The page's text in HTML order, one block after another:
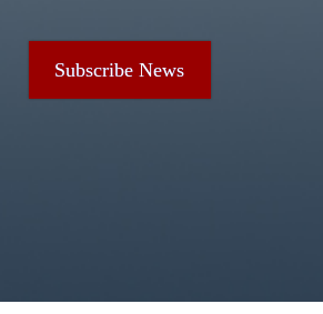
Subscribe News